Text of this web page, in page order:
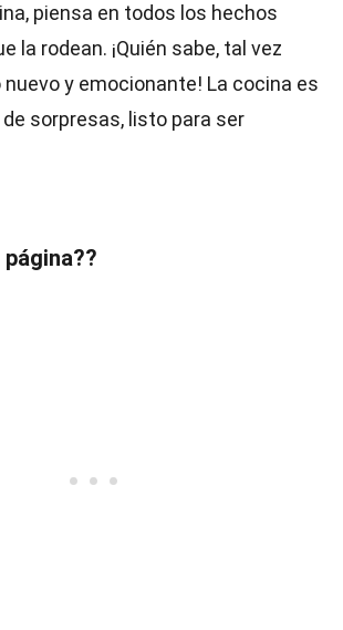
piensa en todos los hechos
la rodean. ¡Quién sabe, tal vez
y emocionante! La cocina es
sorpresas, listo para ser